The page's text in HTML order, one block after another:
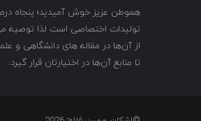
هموطن عزیز خوش آمیدید؛ پنجاه
تولیدات اختصاصی است لذا توصیه
از آن‌ها در مقاله های دانشگاهی و
تا منابع آن‌ها در اختیارتان قرار گیرد.